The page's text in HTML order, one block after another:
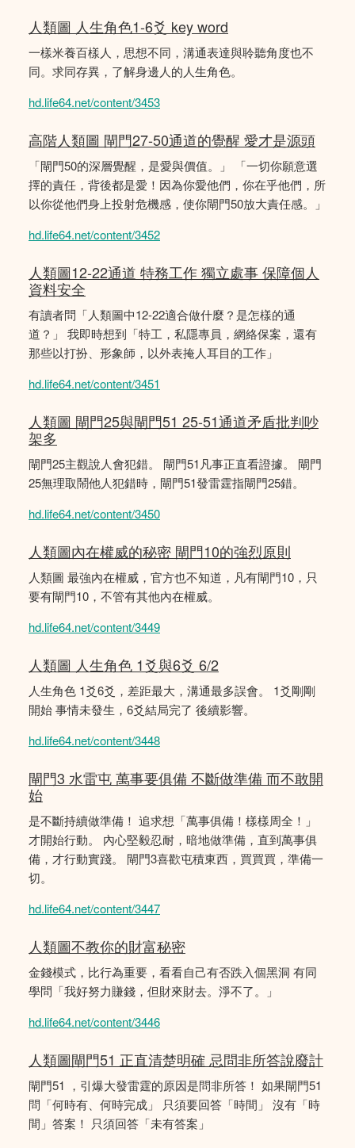
人類圖 人生角色1-6爻 key word
一樣米養百樣人，思想不同，溝通表達與聆聽角度也不
同。求同存異，了解身邊人的人生角色。
hd.life64.net/content/3453
高階人類圖 閘門27-50通道的覺醒 愛才是源頭
「閘門50的深層覺醒，是愛與價值。」 「一切你願意選
擇的責任，背後都是愛！因為你愛他們，你在乎他們，所
以你從他們身上投射危機感，使你閘門50放大責任感。」
hd.life64.net/content/3452
人類圖12-22通道 特務工作 獨立處事 保障個人
資料安全
有讀者問「人類圖中12-22適合做什麼？是怎樣的通
道？」 我即時想到「特工，私隱專員，網絡保案，還有
那些以打扮、形象師，以外表掩人耳目的工作」
hd.life64.net/content/3451
人類圖 閘門25與閘門51 25-51通道矛盾批判吵
架多
閘門25主觀說人會犯錯。 閘門51凡事正直看證據。 閘門
25無理取鬧他人犯錯時，閘門51發雷霆指閘門25錯。
hd.life64.net/content/3450
人類圖內在權威的秘密 閘門10的強烈原則
人類圖 最強內在權威，官方也不知道，凡有閘門10，只
要有閘門10，不管有其他內在權威。
hd.life64.net/content/3449
人類圖 人生角色 1爻與6爻 6/2
人生角色 1爻6爻，差距最大，溝通最多誤會。 1爻剛剛
開始 事情未發生，6爻結局完了 後續影響。
hd.life64.net/content/3448
閘門3 水雷屯 萬事要俱備 不斷做準備 而不敢開
始
是不斷持續做準備！ 追求想「萬事俱備！樣樣周全！」
才開始行動。 內心堅毅忍耐，暗地做準備，直到萬事俱
備，才行動實踐。 閘門3喜歡屯積東西，買買買，準備一
切。
hd.life64.net/content/3447
人類圖不教你的財富秘密
金錢模式，比行為重要，看看自己有否跌入個黑洞 有同
學問「我好努力賺錢，但財來財去。淨不了。」
hd.life64.net/content/3446
人類圖閘門51 正直清楚明確 忌問非所答說廢計
閘門51 ，引爆大發雷霆的原因是問非所答！ 如果閘門51
問「何時有、何時完成」 只須要回答「時間」 沒有「時
間」答案！ 只須回答「未有答案」